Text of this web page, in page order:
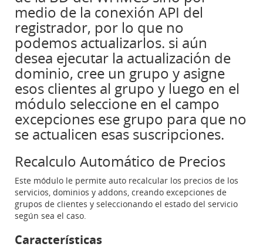
medio de la conexión API del
registrador, por lo que no
podemos actualizarlos. si aún
desea ejecutar la actualización de
dominio, cree un grupo y asigne
esos clientes al grupo y luego en el
módulo seleccione en el campo
excepciones ese grupo para que no
se actualicen esas suscripciones.
Recalculo Automático de Precios
Este módulo le permite auto recalcular los precios de los
servicios, dominios y addons, creando excepciones de
grupos de clientes y seleccionando el estado del servicio
según sea el caso.
Características